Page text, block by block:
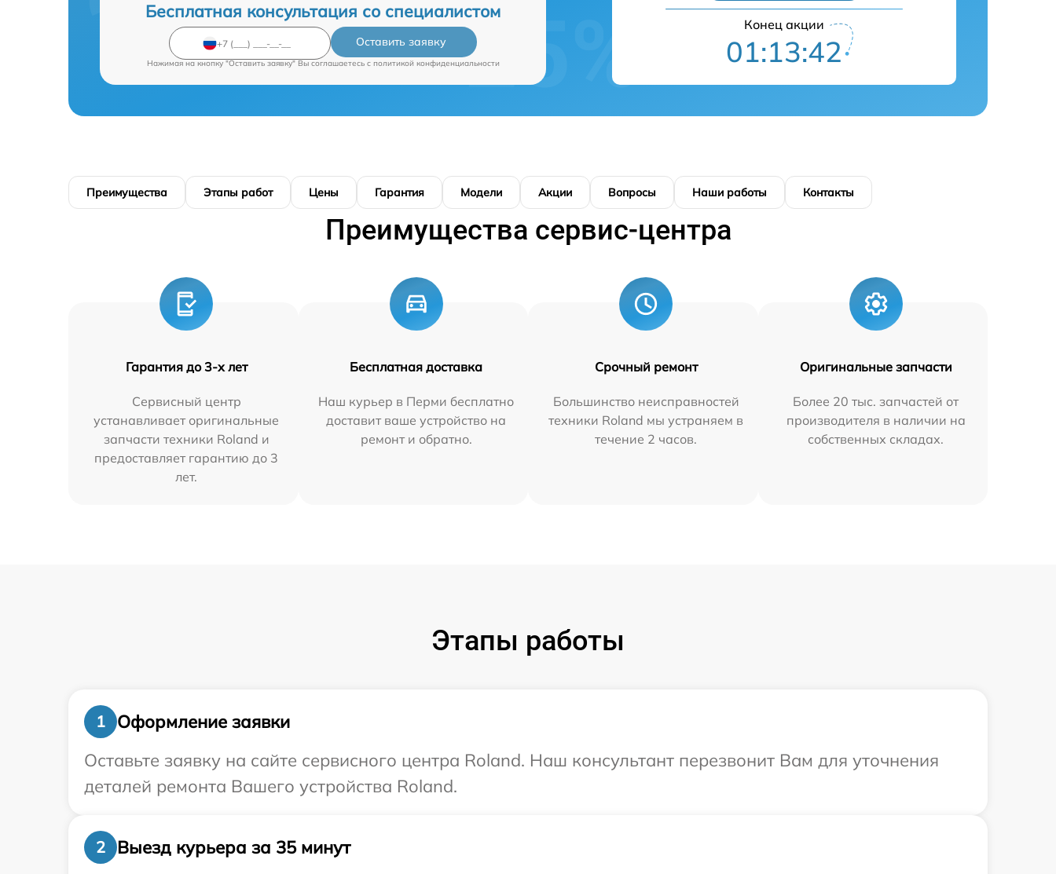
Бесплатная консультация со специалистом
Оставить заявку
Нажимая на кнопку "Оставить заявку" Вы соглашаетесь c политикой конфиденциальности
Конец акции
01:13:41
Преимущества Этапы работ Цены Гарантия Модели Акции Вопросы Наши работы Контакты
Преимущества сервис-центра
Гарантия до 3-х лет
Сервисный центр
устанавливает оригинальные
запчасти техники Roland и
предоставляет гарантию до 3
лет.
Бесплатная доставка
Наш курьер в Перми бесплатно
доставит ваше устройство на
ремонт и обратно.
Срочный ремонт
Большинство неисправностей
техники Roland мы устраняем в
течение 2 часов.
Оригинальные запчасти
Более 20 тыс. запчастей от
производителя в наличии на
собственных складах.
Этапы работы
1
Оформление заявки
Оставьте заявку на сайте сервисного центра Roland. Наш консультант перезвонит Вам для уточнения
деталей ремонта Вашего устройства Roland.
2
Выезд курьера за 35 минут